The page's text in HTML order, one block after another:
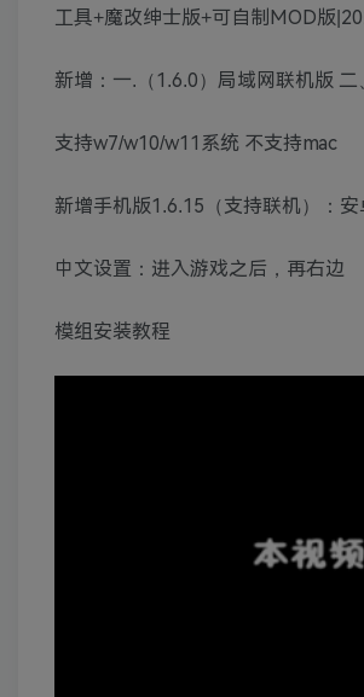
工具+魔改绅士版+可自制MOD版
新增：一.（1.6.0）局域网联机版
支持w7/w10/w11系统 不支持mac
新增手机版1.6.15（支持联机）：安
中文设置：进入游戏之后，再右边
模组安装教程